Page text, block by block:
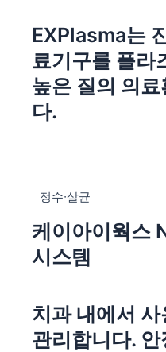
EXPlasma는
료기구를 플라
높은 질의 의
다.
정수∙살균
케이아이웍스
시스템
치과 내에서 사
관리합니다.